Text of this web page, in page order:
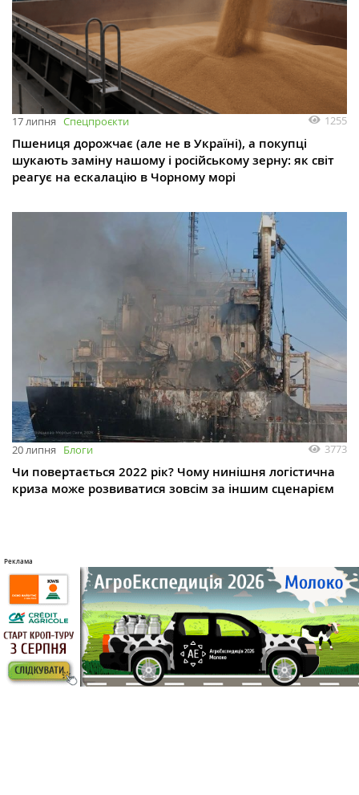
17 липня Спецпроєкти 1255
Пшениця дорожчає (але не в Україні), а покупці
шукають заміну нашому і російському зерну: як світ
реагує на ескалацію в Чорному морі
20 липня Блоги 3773
Чи повертається 2022 рік? Чому нинішня логістична
криза може розвиватися зовсім за іншим сценарієм